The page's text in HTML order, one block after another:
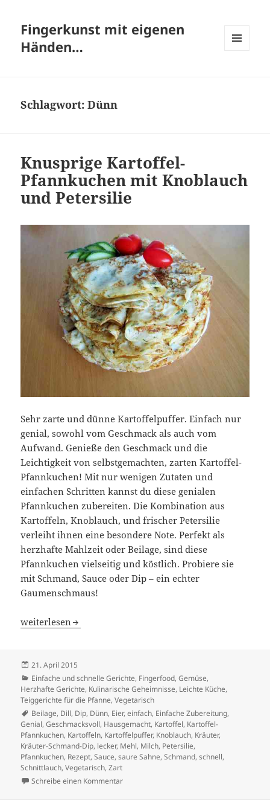
Fingerkunst mit eigenen
Händen…
Schlagwort:Dünn
Knusprige Kartoffel-
Pfannkuchen mit Knoblauch
und Petersilie
Sehr zarte und dünne Kartoffelpuffer. Einfach nur
genial, sowohl vom Geschmack als auch vom
Aufwand. Genieße den Geschmack und die
Leichtigkeit von selbstgemachten, zarten Kartoffel-
Pfannkuchen! Mit nur wenigen Zutaten und
einfachen Schritten kannst du diese genialen
Pfannkuchen zubereiten. Die Kombination aus
Kartoffeln, Knoblauch, und frischer Petersilie
verleiht ihnen eine besondere Note. Perfekt als
herzhafte Mahlzeit oder Beilage, sind diese
Pfannkuchen vielseitig und köstlich. Probiere sie
mit Schmand, Sauce oder Dip – ein echter
Gaumenschmaus!
Knusprige Kartoffel-Pfannkuchen mit Knoblauch und
weiterlesen
Veröffentlicht
am
21. April 2015
Kategorien
Einfache und schnelle Gerichte, Fingerfood,Gemüse,
Herzhafte Gerichte, Kulinarische Geheimnisse, Leichte Küche,
Teiggerichte für die Pfanne,Vegetarisch
Schlagwörter
Beilage, Dill, Dip, Dünn, Eier,einfach, Einfache Zubereitung,
Genial,Geschmacksvoll, Hausgemacht, Kartoffel, Kartoffel-
Pfannkuchen, Kartoffeln, Kartoffelpuffer, Knoblauch, Kräuter,
Kräuter-Schmand-Dip, lecker, Mehl, Milch, Petersilie,
Pfannkuchen, Rezept,Sauce,saure Sahne,Schmand,schnell,
Schnittlauch,Vegetarisch,Zart
Schreibe einen Kommentarzu Knusprige Kartoffel-Pfannkuchen mit